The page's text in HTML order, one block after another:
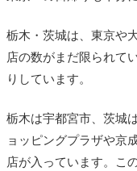
栃木・茨城は、東京や
店の数がまだ限られて
りしています。
栃木は宇都宮市、茨城
ョッピングプラザや京
店が入っています。こ